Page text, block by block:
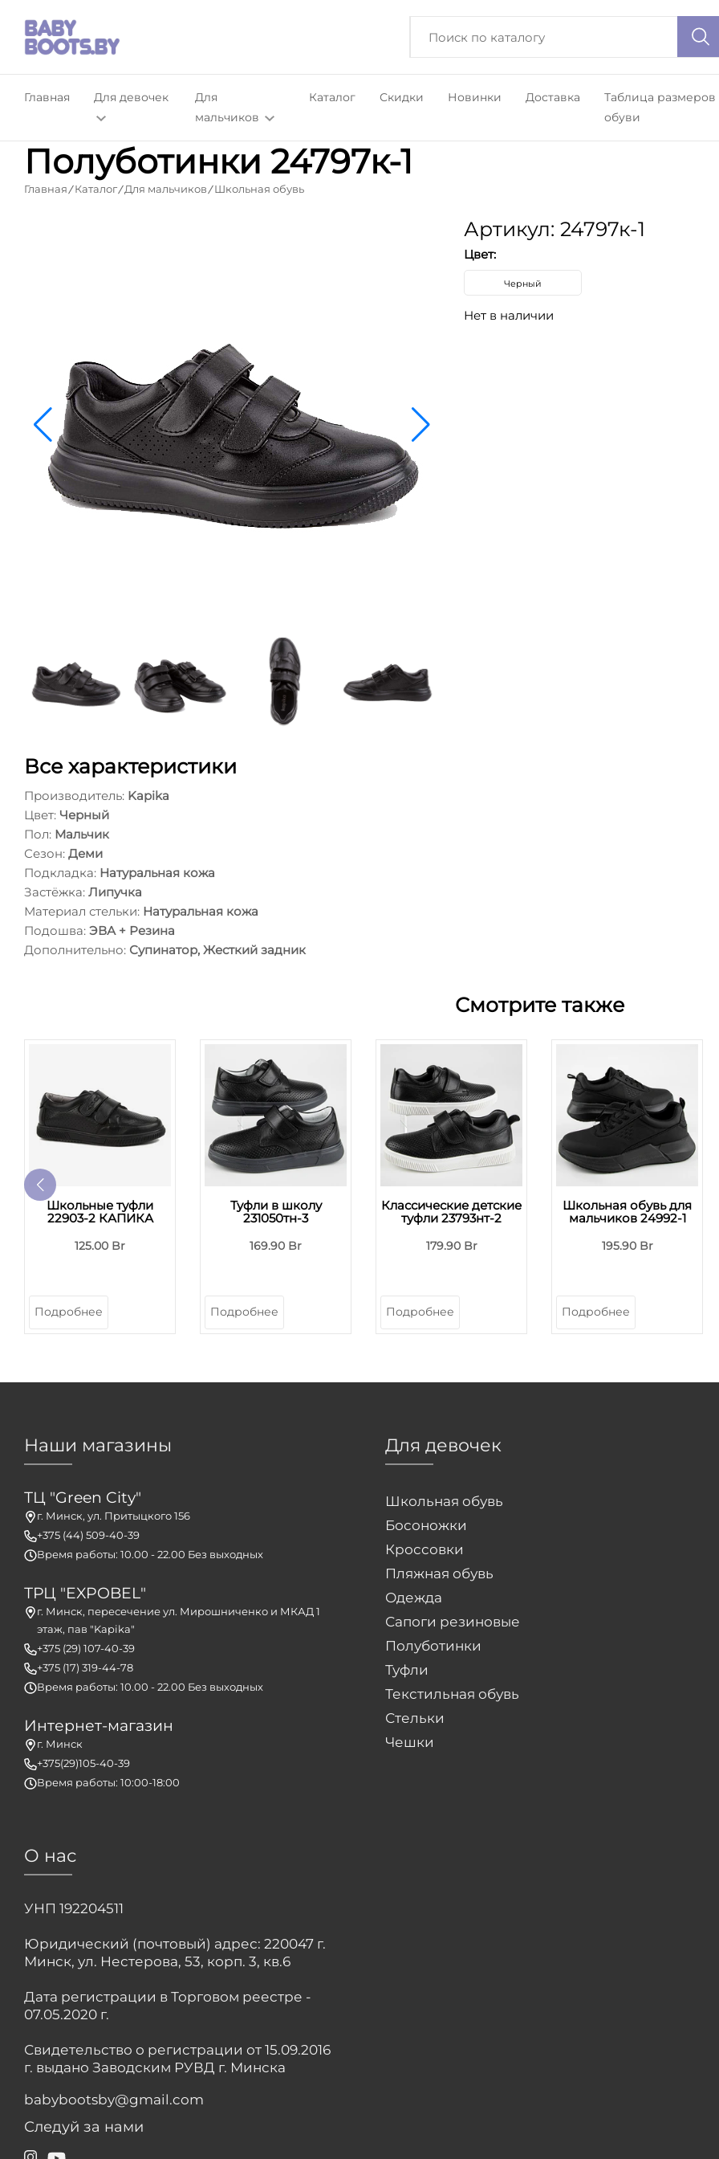
Главная Для девочек
Для
мальчиков
Каталог Скидки Новинки Доставка
Таблица размеров
обуви
Полуботинки 24797к-1
Главная Каталог Для мальчиков Школьная обувь
Артикул: 24797к-1
Цвет:
Черный
Нет в наличии
Все характеристики
Производитель: Kapika
Цвет: Черный
Пол: Мальчик
Сезон: Деми
Подкладка: Натуральная кожа
Застёжка: Липучка
Материал стельки: Натуральная кожа
Подошва: ЭВА + Резина
Дополнительно: Супинатор, Жесткий задник
Смотрите также
Школьные туфли
22903-2 КАПИКА
125.00 Br
Подробнее
Туфли в школу
231050тн-3
169.90 Br
Подробнее
Классические детские
туфли 23793нт-2
179.90 Br
Подробнее
Школьная обувь для
мальчиков 24992-1
195.90 Br
Подробнее
Наши магазины
ТЦ "Green City"
г. Минск, ул. Притыцкого 156
+375 (44) 509-40-39
Время работы: 10.00 - 22.00 Без выходных
ТРЦ "EXPOBEL"
г. Минск, пересечение ул. Мирошниченко и МКАД 1
этаж, пав "Kapika"
+375 (29) 107-40-39
+375 (17) 319-44-78
Время работы: 10.00 - 22.00 Без выходных
Интернет-магазин
г. Минск
+375(29)105-40-39
Время работы: 10:00-18:00
Для девочек
Школьная обувь
Босоножки
Кроссовки
Пляжная обувь
Одежда
Сапоги резиновые
Полуботинки
Туфли
Текстильная обувь
Стельки
Чешки
О нас
УНП 192204511
Юридический (почтовый) адрес: 220047 г.
Минск, ул. Нестерова, 53, корп. 3, кв.6
Дата регистрации в Торговом реестре -
07.05.2020 г.
Свидетельство о регистрации от 15.09.2016
г. выдано Заводским РУВД г. Минска
babybootsby@gmail.com
Следуй за нами
Instagram
YouTube